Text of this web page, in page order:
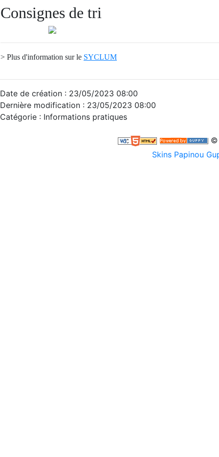
Consignes de tri
> Plus d'information sur le SYCLUM
Date de création : 23/05/2023 08:00
Dernière modification : 23/05/2023 08:00
Catégorie : Informations pratiques
©
Skins Papinou